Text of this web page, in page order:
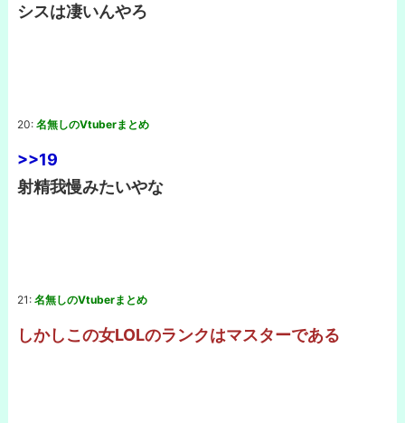
シスは凄いんやろ
20: 名無しのVtuberまとめ
>>19
射精我慢みたいやな
21: 名無しのVtuberまとめ
しかしこの女LOLのランクはマスターである